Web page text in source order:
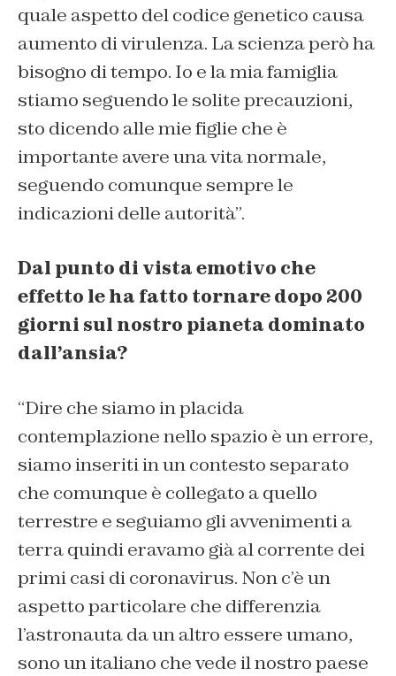
quale aspetto del codice genetico causa
aumento di virulenza. La scienza però ha
bisogno di tempo. Io e la mia famiglia
stiamo seguendo le solite precauzioni,
sto dicendo alle mie figlie che è
importante avere una vita normale,
seguendo comunque sempre le
indicazioni delle autorità”.
Dal punto di vista emotivo che
effetto le ha fatto tornare dopo 200
giorni sul nostro pianeta dominato
dall’ansia?
“Dire che siamo in placida
contemplazione nello spazio è un errore,
siamo inseriti in un contesto separato
che comunque è collegato a quello
terrestre e seguiamo gli avvenimenti a
terra quindi eravamo già al corrente dei
primi casi di coronavirus. Non c’è un
aspetto particolare che differenzia
l’astronauta da un altro essere umano,
sono un italiano che vede il nostro paese